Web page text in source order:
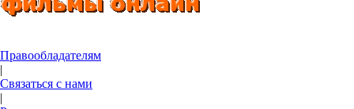
Правообладателям
|
Связаться с нами
|